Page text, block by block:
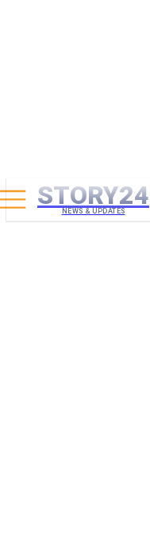
STORY24
NEWS & UPDATES